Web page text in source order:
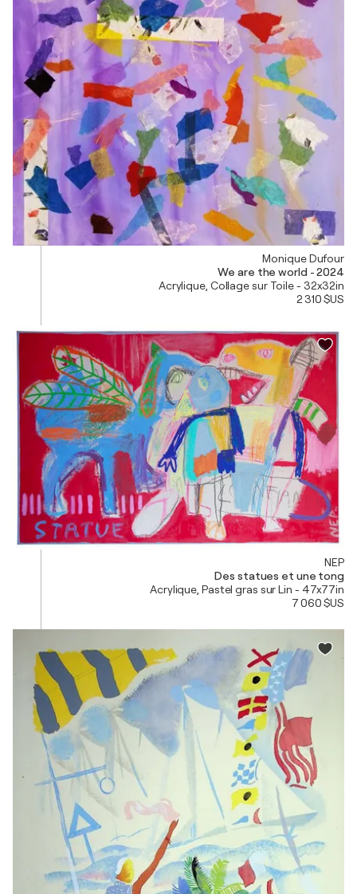
Monique Dufour
We are the world - 2024
Acrylique, Collage sur Toile - 32x32in
2 310 $US
NEP
Des statues et une tong
Acrylique, Pastel gras sur Lin - 47x77in
7 060 $US